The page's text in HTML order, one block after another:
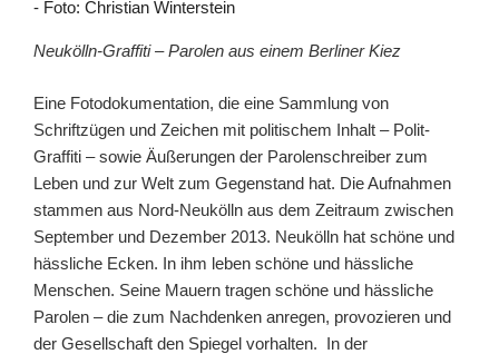
Neukölln-Graffiti – Parolen aus einem Berliner Kiez
Eine Fotodokumentation, die eine Sammlung von
Schriftzügen und Zeichen mit politischem Inhalt – Polit-
Graffiti – sowie Äußerungen der Parolenschreiber zum
Leben und zur Welt zum Gegenstand hat. Die Aufnahmen
stammen aus Nord-Neukölln aus dem Zeitraum zwischen
September und Dezember 2013. Neukölln hat schöne und
hässliche Ecken. In ihm leben schöne und hässliche
Menschen. Seine Mauern tragen schöne und hässliche
Parolen – die zum Nachdenken anregen, provozieren und
der Gesellschaft den Spiegel vorhalten. In der